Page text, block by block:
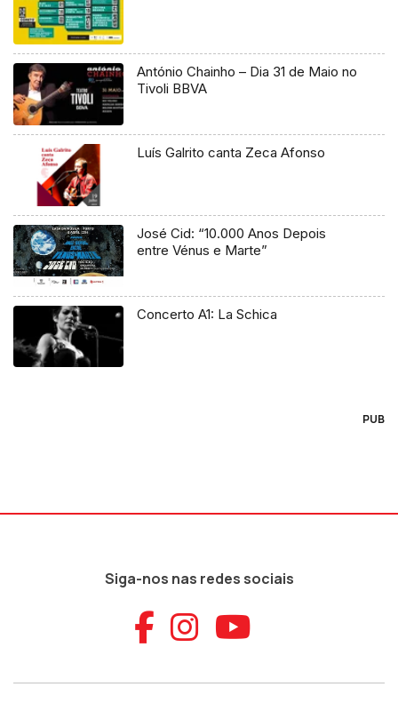
António Chainho – Dia 31 de Maio no
Tivoli BBVA
Luís Galrito canta Zeca Afonso
José Cid: “10.000 Anos Depois
entre Vénus e Marte”
Concerto A1: La Schica
PUB
Siga-nos nas redes sociais
Aceder ao
Aceder ao
Aceder